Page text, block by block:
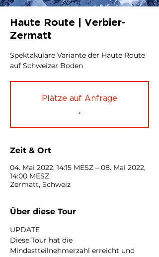
Haute Route | Verbier-
Zermatt
Spektakuläre Variante der Haute Route
auf Schweizer Boden
Plätze auf Anfrage
.
Zeit & Ort
04. Mai 2022, 14:15 MESZ – 08. Mai 2022,
14:00 MESZ
Zermatt, Schweiz
Über diese Tour
UPDATE
Diese Tour hat die
Mindestteilnehmerzahl erreicht und